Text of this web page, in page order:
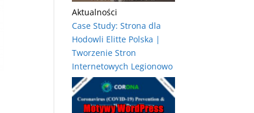
Aktualności
Case Study: Strona dla
Hodowli Elitte Polska |
Tworzenie Stron
Internetowych Legionowo